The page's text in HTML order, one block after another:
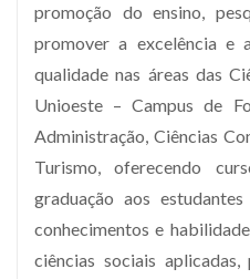
promoção do ensino,
promover a excelência e
qualidade nas áreas das
Unioeste – Campus de
Administração, Ciências
Turismo, oferecendo
graduação aos
conhecimentos e
ciências sociais